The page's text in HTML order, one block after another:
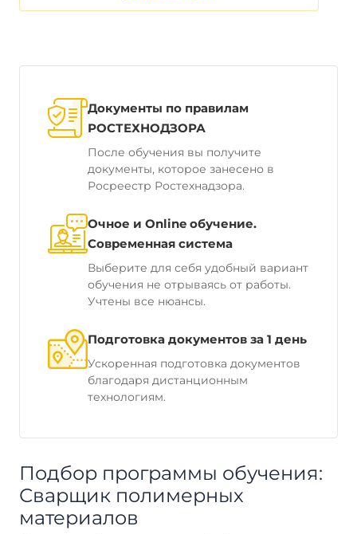
Документы по правилам
РОСТЕХНОДЗОРА
После обучения вы получите
документы, которое занесено в
Росреестр Ростехнадзора.
Очное и Online обучение.
Современная система
Выберите для себя удобный вариант
обучения не отрываясь от работы.
Учтены все нюансы.
Подготовка документов за 1 день
Ускоренная подготовка документов
благодаря дистанционным
технологиям.
Подбор программы обучения:
Сварщик полимерных
материалов